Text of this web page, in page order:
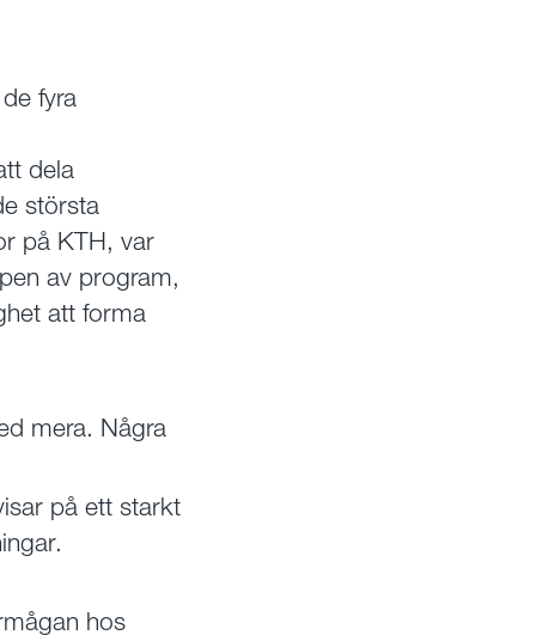
fyra
dela
största
på KTH, var
av program,
att forma
mera. Några
på ett starkt
hos